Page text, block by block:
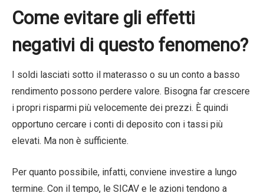
Come evitare gli effetti
negativi di questo fenomeno?
I soldi lasciati sotto il materasso o su un conto a basso
rendimento possono perdere valore. Bisogna far crescere
i propri risparmi più velocemente dei prezzi. È quindi
opportuno cercare i conti di deposito con i tassi più
elevati. Ma non è sufficiente.
Per quanto possibile, infatti, conviene investire a lungo
termine. Con il tempo, le SICAV e le azioni tendono a